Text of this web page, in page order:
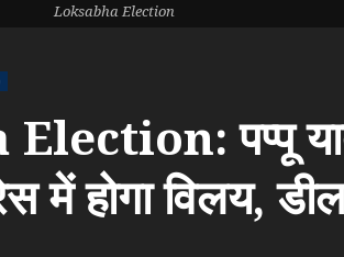
पप्पू
में होगा विलय,
Loksabha Election